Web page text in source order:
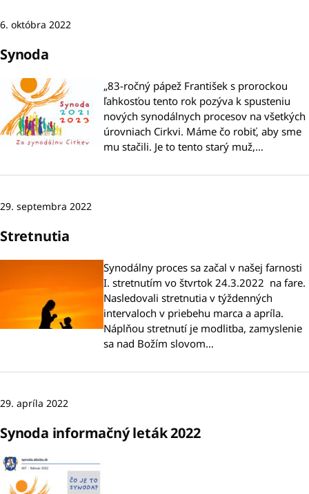
6. októbra 2022
Synoda
„83-ročný pápež František s prorockou
ľahkosťou tento rok pozýva k spusteniu
nových synodálnych procesov na všetkých
úrovniach Cirkvi. Máme čo robiť, aby sme
mu stačili. Je to tento starý muž,…
29. septembra 2022
Stretnutia
Synodálny proces sa začal v našej farnosti
I. stretnutím vo štvrtok 24.3.2022 na fare.
Nasledovali stretnutia v týždenných
intervaloch v priebehu marca a apríla.
Náplňou stretnutí je modlitba, zamyslenie
sa nad Božím slovom…
29. apríla 2022
Synoda informačný leták 2022